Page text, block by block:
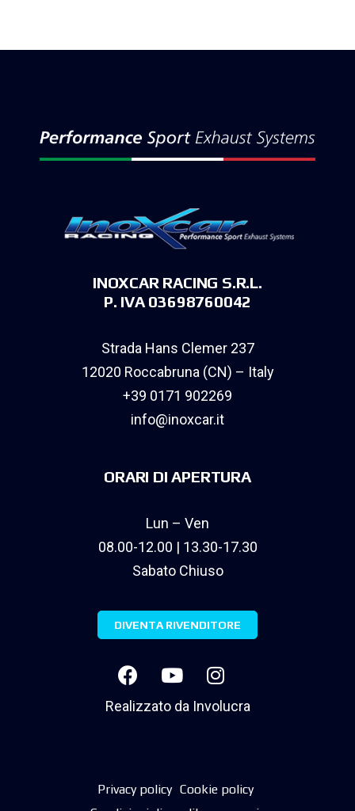
INOXCAR RACING S.R.L.
P. IVA 03698760042
Strada Hans Clemer 237
12020 Roccabruna (CN) – Italy
+39 0171 902269
info@inoxcar.it
ORARI DI APERTURA
Lun – Ven
08.00-12.00 | 13.30-17.30
Sabato Chiuso
DIVENTA RIVENDITORE
Realizzato da Involucra
Privacy policy Cookie policy